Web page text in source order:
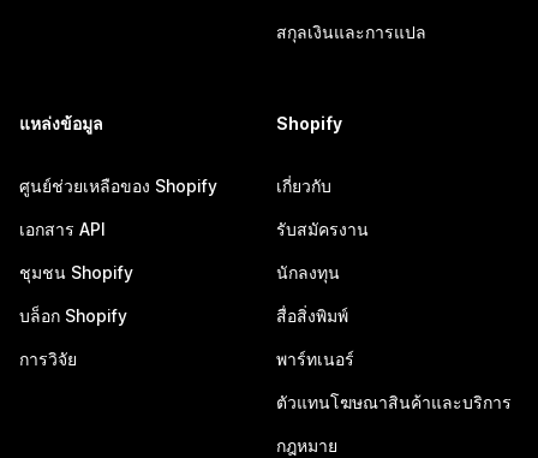
สกุลเงินและการแปล
แหล่งข้อมูล
ศูนย์ช่วยเหลือของ Shopify
เอกสาร API
ชุมชน Shopify
บล็อก Shopify
การวิจัย
Shopify
เกี่ยวกับ
รับสมัครงาน
นักลงทุน
สื่อสิ่งพิมพ์
พาร์ทเนอร์
ตัวแทนโฆษณาสินค้าและบริการ
กฎหมาย